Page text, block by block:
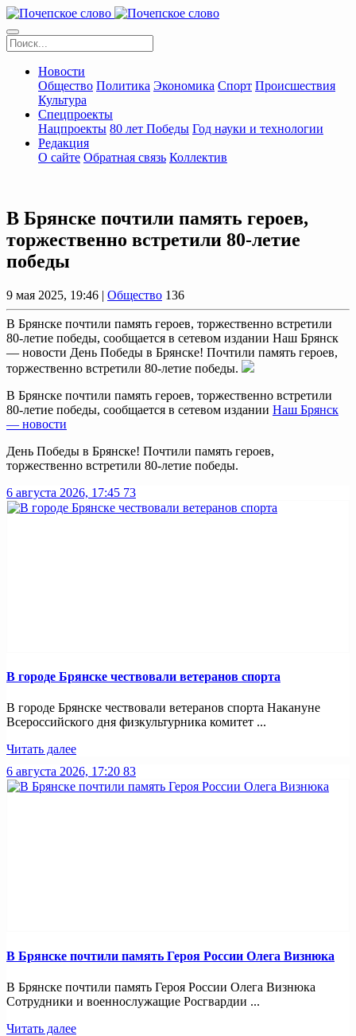
Новости
Общество Политика Экономика Спорт Происшествия
Культура
Спецпроекты
Нацпроекты 80 лет Победы Год науки и технологии
Редакция
О сайте Обратная связь Коллектив
В Брянске почтили память героев,
торжественно встретили 80-летие
победы
9 мая 2025, 19:46 | Общество 136
В Брянске почтили память героев, торжественно встретили
80-летие победы, сообщается в сетевом издании Наш Брянск
— новости День Победы в Брянске! Почтили память героев,
торжественно встретили 80-летие победы.
В Брянске почтили память героев, торжественно встретили
80-летие победы, сообщается в сетевом издании Наш Брянск
— новости
День Победы в Брянске! Почтили память героев,
торжественно встретили 80-летие победы.
6 августа 2026, 17:45 73
В городе Брянске чествовали ветеранов спорта
В городе Брянске чествовали ветеранов спорта Накануне
Всероссийского дня физкультурника комитет ...
Читать далее
6 августа 2026, 17:20 83
В Брянске почтили память Героя России Олега Визнюка
В Брянске почтили память Героя России Олега Визнюка
Сотрудники и военнослужащие Росгвардии ...
Читать далее